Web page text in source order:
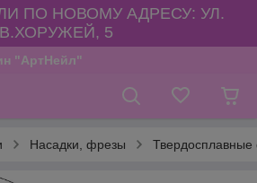
ПО НОВОМУ АДРЕСУ: УЛ.
В.ХОРУЖЕЙ, 5
"АртНейл"
Насадки, фрезы